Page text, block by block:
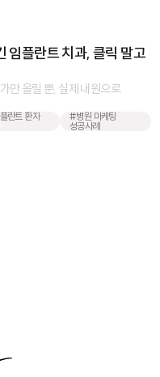
임플란트 치과, 클릭 말고
만 올릴 뿐, 실제 내원으로
란트 환자
#병원 마케팅
성공사례